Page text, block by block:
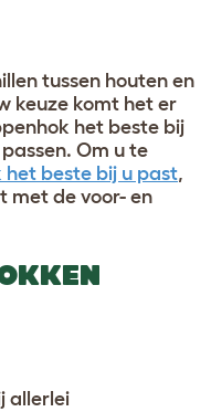
tussen houten en
keuze komt het er
het beste bij
Om u te
het beste bij u past,
met de voor- en
allerlei